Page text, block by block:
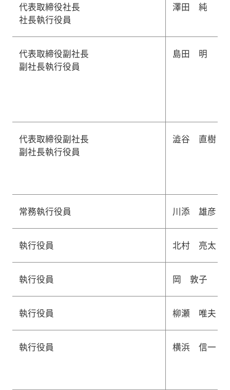
代表取締役社長
社長執行役員
澤田 純
代表取締役副社長
副社長執行役員
島田 明
代表取締役副社長
副社長執行役員
澁谷 直樹
常務執行役員 川添 雄彦
執行役員 北村 亮太
執行役員 岡 敦子
執行役員 柳瀬 唯夫
執行役員 横浜 信一